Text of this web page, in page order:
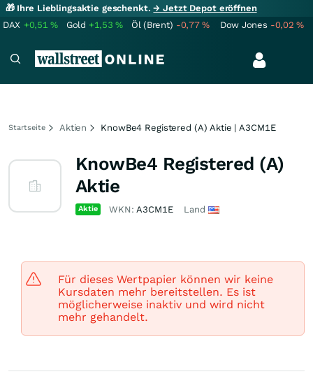
🎁 Ihre Lieblingsaktie geschenkt.→ Jetzt Depot eröffnen
DAX +0,51% Gold +1,53% Öl (Brent) -0,77% Dow Jones -0,02%
Startseite Aktien KnowBe4 Registered (A) Aktie | A3CM1E
KnowBe4 Registered (A)
Aktie
Aktie WKN:A3CM1E Land
Für dieses Wertpapier können wir keine
Kursdaten mehr bereitstellen. Es ist
möglicherweise inaktiv und wird nicht
mehr gehandelt.